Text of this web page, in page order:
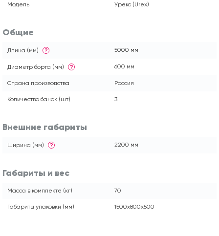
Модель Урекс (Urex)
Общие
Длина (мм) ? 5000 мм
Диаметр борта (мм) ? 600 мм
Страна производства Россия
Количество банок (шт) 3
Внешние габариты
Ширина (мм) ? 2200 мм
Габариты и вес
Масса в комплекте (кг) 70
Габариты упаковки (мм) 1500х800х500